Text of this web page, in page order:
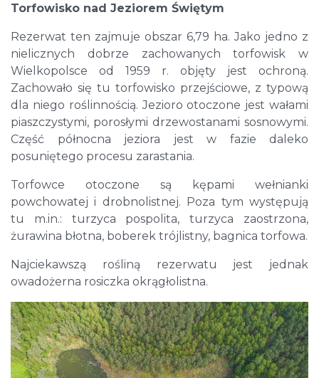
Torfowisko nad Jeziorem Świętym
Rezerwat ten zajmuje obszar 6,79 ha. Jako jedno z
nielicznych dobrze zachowanych torfowisk w
Wielkopolsce od 1959 r. objęty jest ochroną.
Zachowało się tu torfowisko przejściowe, z typową
dla niego roślinnością. Jezioro otoczone jest wałami
piaszczystymi, porosłymi drzewostanami sosnowymi.
Część północna jeziora jest w fazie daleko
posuniętego procesu zarastania.
Torfowce otoczone są kępami wełnianki
powchowatej i drobnolistnej. Poza tym występują
tu m.in.: turzyca pospolita, turzyca zaostrzona,
żurawina błotna, boberek trójlistny, bagnica torfowa.
Najciekawszą rośliną rezerwatu jest jednak
owadożerna rosiczka okrągłolistna.